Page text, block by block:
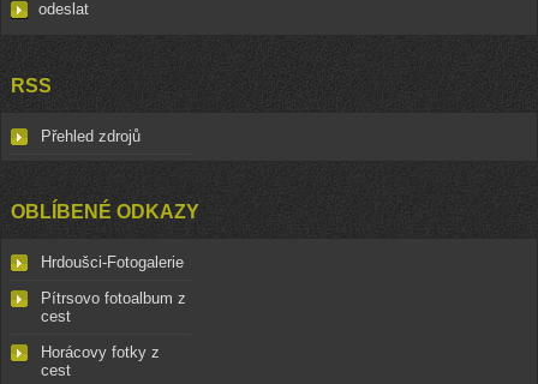
RSS
Přehled zdrojů
OBLÍBENÉ ODKAZY
Hrdoušci-Fotogalerie
Pítrsovo fotoalbum z
cest
Horácovy fotky z
cest